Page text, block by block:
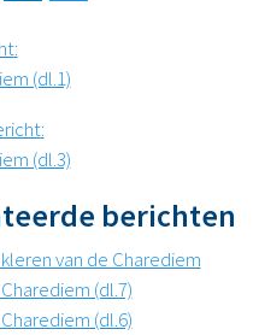
:
(dl.1)
:
(dl.3)
berichten
van de Charediem
(dl.7)
(dl.6)